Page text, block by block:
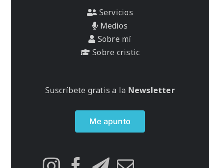
Servicios
Medios
Sobre mí
Sobre cristic
Suscríbete gratis a la Newsletter
Me apunto